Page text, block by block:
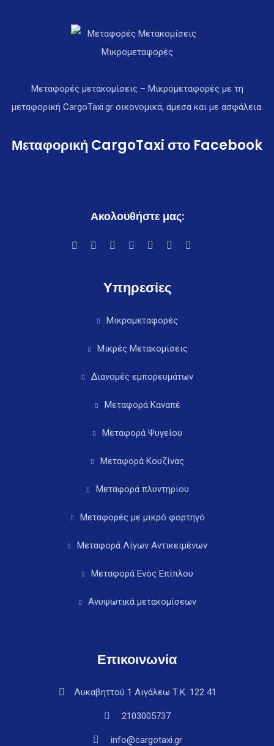
Μεταφορές μετακομίσεις – Μικρομεταφορές με τη
μεταφορική CargoTaxi.gr οικονομικά, άμεσα και με ασφάλεια.
Μεταφορική CargoTaxi στο Facebook
Ακολουθήστε μας:
Υπηρεσίες
Μικρομεταφορές
Μικρές Μετακομίσεις
Διανομές εμπορευμάτων
Μεταφορά Καναπέ
Μεταφορά Ψυγείου
Μεταφορά Κουζίνας
Μεταφορά πλυντηρίου
Μεταφορές με μικρό φορτηγό
Μεταφορά Λίγων Αντικειμένων
Μεταφορά Ενός Επίπλου
Ανυψωτικά μετακομίσεων
Επικοινωνία
Λυκαβηττού 1 Αιγάλεω Τ.Κ. 122 41
2103005737
info@cargotaxi.gr